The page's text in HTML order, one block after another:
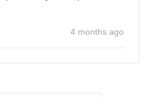
4 months ago